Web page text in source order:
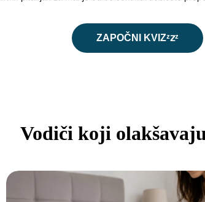
ZAPOČNI KVIZᶻ𝗓ᶻ
Vodiči koji